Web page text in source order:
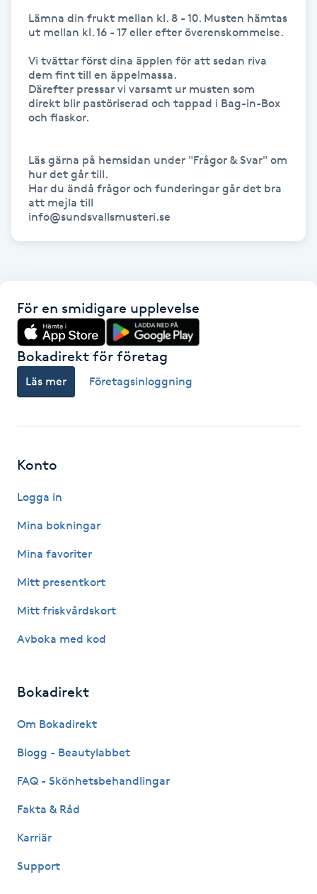
Dermapen
Diamantslipning
Extensions
Extensions borttagning
Face framing
Faceliftmassage
Fettreducering
Fibromassage
Fotmassage
Fotsvamp
Fransfärgning
Fransförlängning
Fransförlängning Volym
Lämna din frukt mellan kl. 8 - 10. Musten hämtas
ut mellan kl. 16 - 17 eller efter överenskommelse.
Vi tvättar först dina äpplen för att sedan riva
dem fint till en äppelmassa.
Därefter pressar vi varsamt ur musten som
direkt blir pastöriserad och tappad i Bag-in-Box
och flaskor.
Läs gärna på hemsidan under "Frågor & Svar" om
hur det går till.
Har du ändå frågor och funderingar går det bra
att mejla till
info@sundsvallsmusteri.se
För en smidigare upplevelse
Bokadirekt för företag
Läs mer Företagsinloggning
Konto
Logga in
Mina bokningar
Mina favoriter
Mitt presentkort
Mitt friskvårdskort
Avboka med kod
Bokadirekt
Om Bokadirekt
Blogg - Beautylabbet
FAQ - Skönhetsbehandlingar
Fakta & Råd
Karriär
Support